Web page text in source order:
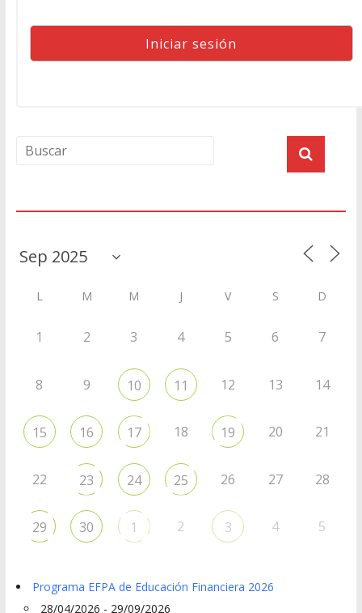
L M M J V S D
1 2 3 4 5 6 7
8 9 10 11 12 13 14
15 16 17 18 19 20 21
22 23 24 25 26 27 28
29 30 1 2 3 4 5
Programa EFPA de Educación Financiera 2026
28/04/2026 - 29/09/2026